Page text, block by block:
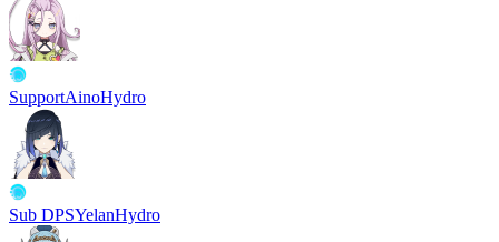
SupportAinoHydro
Sub DPSYelanHydro